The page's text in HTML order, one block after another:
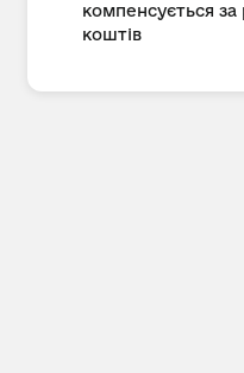
компенсується
коштів